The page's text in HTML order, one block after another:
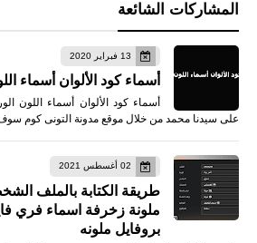
المشاركات الشائعة
13 فبراير 2020
أسماء كود الألوان أسماء
أسماء كود الألوان أسماء اللون
على سيدنا محمد من خلال موقع مدونة التونى كوم
02 أغسطس 2021
طريقة الكتابة بالملف
ملونة زخرفة اسماء فري
بروفايل ملونه